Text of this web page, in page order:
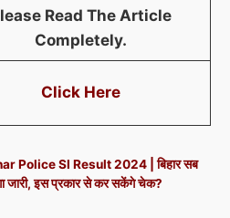
Read The Article
Completely.
Click Here
Police SI Result 2024 | बिहार सब
जारी, इस प्रकार से कर सकेंगे चेक?